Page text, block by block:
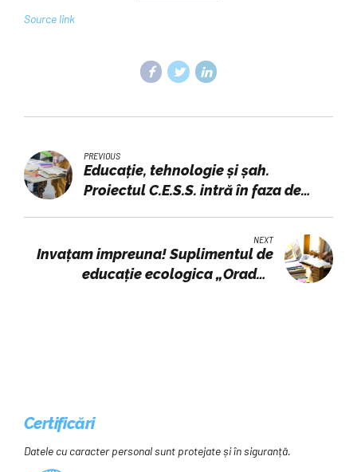
Source link
PREVIOUS
Educație, tehnologie și șah.
Proiectul C.E.S.S. intră în faza de
NEXT
Invațam impreuna! Suplimentul de
educație ecologica „Oradea
Certificări
Datele cu caracter personal sunt protejate și în siguranță.